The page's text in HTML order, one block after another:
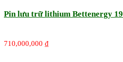
Pin lưu trữ lithium Bettenergy
710,000,000 ₫